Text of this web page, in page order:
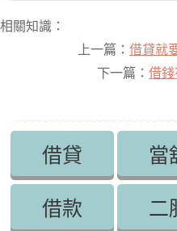
相關知識：
上一篇： 借貸就
下一篇： 借錢
借貸 當
借款 二